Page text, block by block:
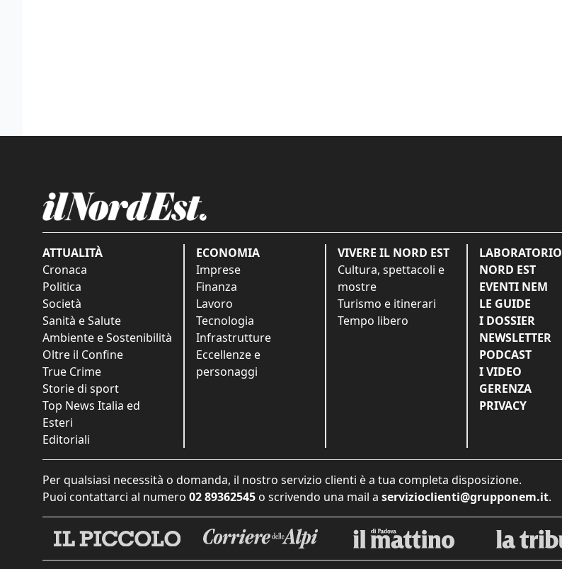
ATTUALITÀ
Cronaca
Politica
Società
Sanità e Salute
Ambiente e Sostenibilità
Oltre il Confine
True Crime
Storie di sport
Top News Italia ed
Esteri
Editoriali
ECONOMIA
Imprese
Finanza
Lavoro
Tecnologia
Infrastrutture
Eccellenze e
personaggi
VIVERE IL NORD EST
Cultura, spettacoli e
mostre
Turismo e itinerari
Tempo libero
LABORATORIO
NORD EST
EVENTI NEM
LE GUIDE
I DOSSIER
NEWSLETTER
PODCAST
I VIDEO
GERENZA
PRIVACY
Per qualsiasi necessità o domanda, il nostro servizio clienti è a tua completa disposizione.
Puoi contattarci al numero 02 89362545 o scrivendo una mail a servizioclienti@grupponem.it.